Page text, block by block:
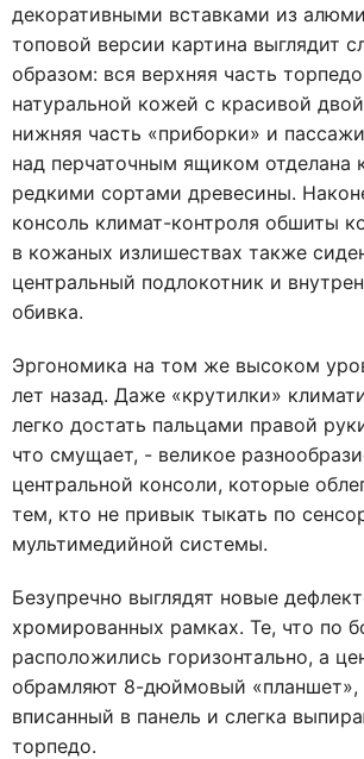
декоративными вставками из
топовой версии картина выглядит
образом: вся верхняя часть
натуральной кожей с красивой
нижняя часть «приборки» и
над перчаточным ящиком отделана
редкими сортами древесины.
консоль климат-контроля обшиты
в кожаных излишествах также
центральный подлокотник и
обивка.
Эргономика на том же высоком
лет назад. Даже «крутилки»
легко достать пальцами правой
что смущает, - великое
центральной консоли, которые
тем, кто не привык тыкать по
мультимедийной системы.
Безупречно выглядят новые
хромированных рамках. Те, что по
расположились горизонтально, а
обрамляют 8-дюймовый «планшет»,
вписанный в панель и слегка
торпедо.